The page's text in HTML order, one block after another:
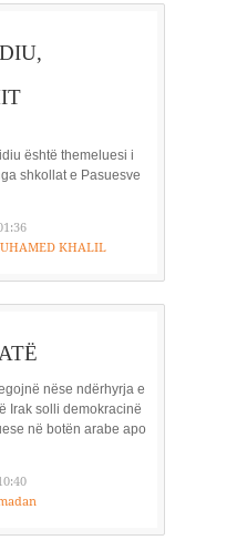
është themeluesi i
shkollat e Pasuesve
KHALIL
nëse ndërhyrja e
Irak solli demokracinë
në botën arabe apo